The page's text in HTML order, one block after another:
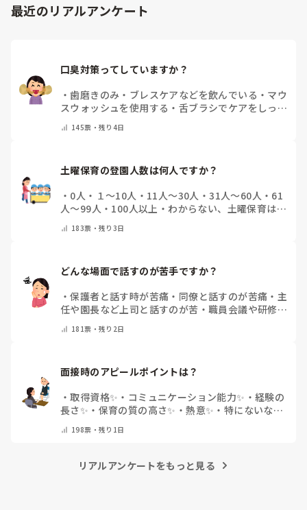
最近のリアルアンケート
口臭対策ってしていますか？
・歯磨きのみ ・ ブレスケアなどを飲んでいる ・ マウ
スウォッシュを使用する ・ 舌ブラシでケアをしっか
の他(コメントで教えて下さい)
145票・残り4日
土曜保育の登園人数は何人ですか？
・ 0人 ・ １～10人 ・ 11人～30人 ・31人～60人 ・ 61
人～99人 ・ 100人以上 ・ わからない、土曜保育はな
183票・残り3日
どんな場面で話すのが苦手ですか？
・保護者と話す時が苦痛 ・ 同僚と話すのが苦痛 ・ 主
任や園長など上司と話すのが苦 ・ 職員会議や研修場
他(コメントで教えてください)
181票・残り2日
面接時のアピールポイントは？
・取得資格✨ ・ コミュニケーション能力✨ ・ 経験の
長さ✨ ・ 保育の質の高さ✨ ・熱意✨ ・ 特にないな・
198票・残り1日
リアルアンケートをもっと見る